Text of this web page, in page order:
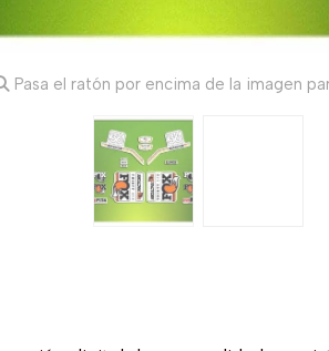
Pasa el ratón por encima de la imagen